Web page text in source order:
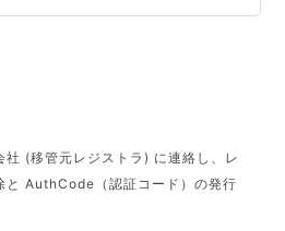
社 (移管元レジストラ) に連絡し、レ
と AuthCode（認証コード）の発行